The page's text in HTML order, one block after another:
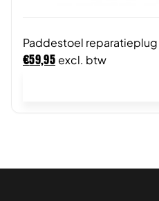
Paddestoel
€59,95 excl. btw